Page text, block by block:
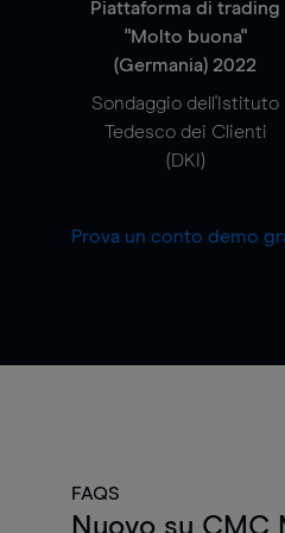
Piattaforma di trading
"Molto buona"
(Germania) 2022
Sondaggio dell'Istituto
Tedesco dei Clienti
(DKI)
Prova un conto demo
FAQS
Nuovo su CMC